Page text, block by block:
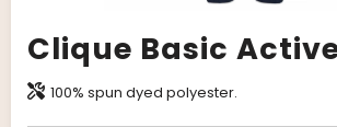
100% spun dyed polyester.